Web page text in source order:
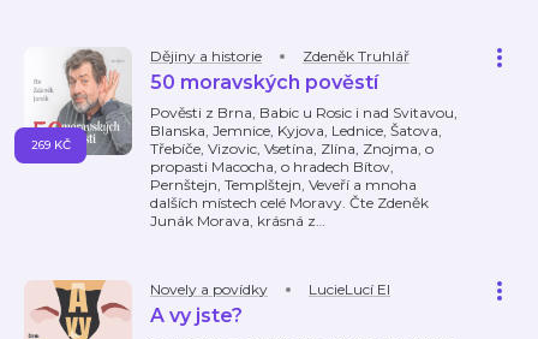
Dějiny a historie Zdeněk Truhlář
50 moravských pověstí
Pověsti z Brna, Babic u Rosic i nad Svitavou,
Blanska, Jemnice, Kyjova, Lednice, Šatova,
Třebíče, Vizovic, Vsetína, Zlína, Znojma, o
propasti Macocha, o hradech Bítov,
Pernštejn, Templštejn, Veveří a mnoha
dalších místech celé Moravy. Čte Zdeněk
Junák Morava, krásná z…
269 KČ
Novely a povídky LucieLucí El
A vy jste?